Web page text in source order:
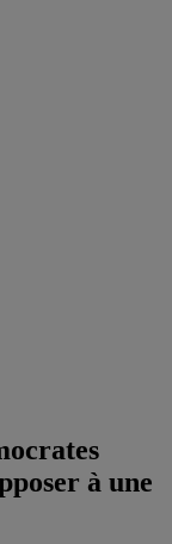
à une